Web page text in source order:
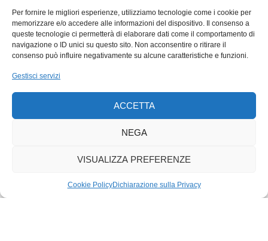
Per fornire le migliori esperienze, utilizziamo tecnologie come i cookie per
memorizzare e/o accedere alle informazioni del dispositivo. Il consenso a
queste tecnologie ci permetterà di elaborare dati come il comportamento di
navigazione o ID unici su questo sito. Non acconsentire o ritirare il
consenso può influire negativamente su alcune caratteristiche e funzioni.
Gestisci servizi
ACCETTA
NEGA
VISUALIZZA PREFERENZE
Cookie PolicyDichiarazione sulla Privacy